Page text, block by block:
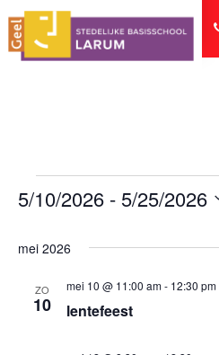
5/10/2026 - 5/25/2026
een
mei 2026
ZO
10 lentefeest
mei 10 @ 11:00 am- 12:30 pm